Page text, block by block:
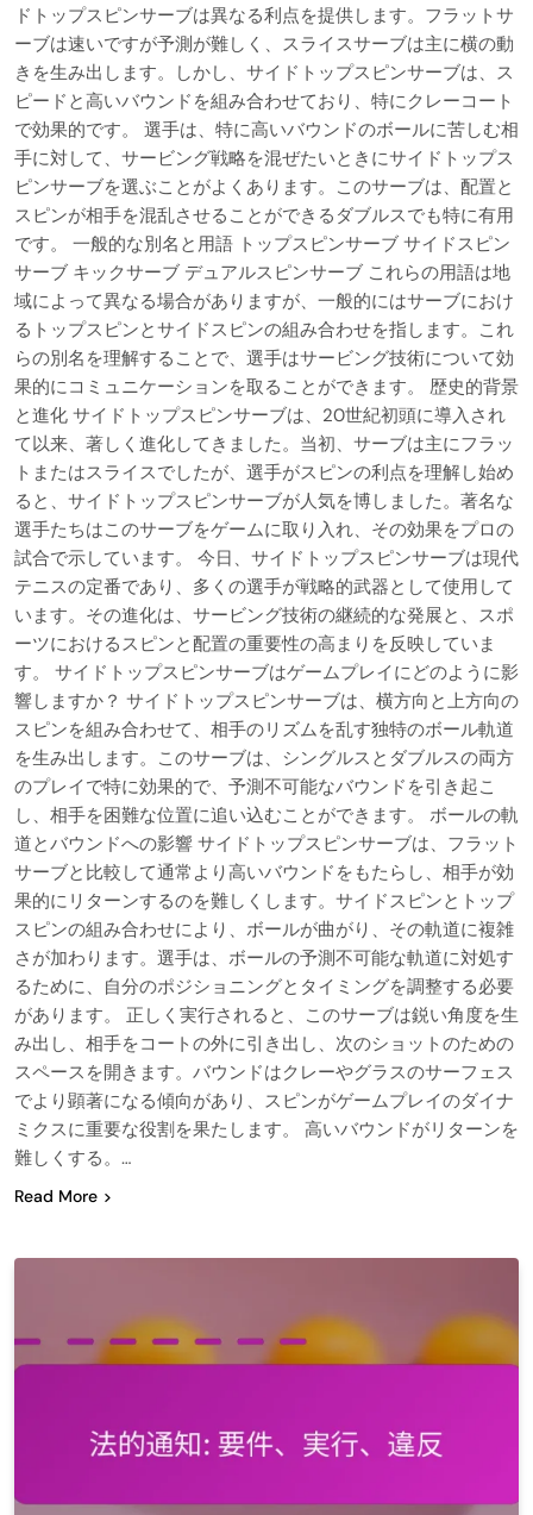
ドトップスピンサーブは異なる利点を提供します。フラットサ
ーブは速いですが予測が難しく、スライスサーブは主に横の動
きを生み出します。しかし、サイドトップスピンサーブは、ス
ピードと高いバウンドを組み合わせており、特にクレーコート
で効果的です。 選手は、特に高いバウンドのボールに苦しむ相
手に対して、サービング戦略を混ぜたいときにサイドトップス
ピンサーブを選ぶことがよくあります。このサーブは、配置と
スピンが相手を混乱させることができるダブルスでも特に有用
です。 一般的な別名と用語 トップスピンサーブ サイドスピン
サーブ キックサーブ デュアルスピンサーブ これらの用語は地
域によって異なる場合がありますが、一般的にはサーブにおけ
るトップスピンとサイドスピンの組み合わせを指します。これ
らの別名を理解することで、選手はサービング技術について効
果的にコミュニケーションを取ることができます。 歴史的背景
と進化 サイドトップスピンサーブは、20世紀初頭に導入され
て以来、著しく進化してきました。当初、サーブは主にフラッ
トまたはスライスでしたが、選手がスピンの利点を理解し始め
ると、サイドトップスピンサーブが人気を博しました。著名な
選手たちはこのサーブをゲームに取り入れ、その効果をプロの
試合で示しています。 今日、サイドトップスピンサーブは現代
テニスの定番であり、多くの選手が戦略的武器として使用して
います。その進化は、サービング技術の継続的な発展と、スポ
ーツにおけるスピンと配置の重要性の高まりを反映していま
す。 サイドトップスピンサーブはゲームプレイにどのように影
響しますか？ サイドトップスピンサーブは、横方向と上方向の
スピンを組み合わせて、相手のリズムを乱す独特のボール軌道
を生み出します。このサーブは、シングルスとダブルスの両方
のプレイで特に効果的で、予測不可能なバウンドを引き起こ
し、相手を困難な位置に追い込むことができます。 ボールの軌
道とバウンドへの影響 サイドトップスピンサーブは、フラット
サーブと比較して通常より高いバウンドをもたらし、相手が効
果的にリターンするのを難しくします。サイドスピンとトップ
スピンの組み合わせにより、ボールが曲がり、その軌道に複雑
さが加わります。選手は、ボールの予測不可能な軌道に対処す
るために、自分のポジショニングとタイミングを調整する必要
があります。 正しく実行されると、このサーブは鋭い角度を生
み出し、相手をコートの外に引き出し、次のショットのための
スペースを開きます。バウンドはクレーやグラスのサーフェス
でより顕著になる傾向があり、スピンがゲームプレイのダイナ
ミクスに重要な役割を果たします。 高いバウンドがリターンを
難しくする。…
Read More